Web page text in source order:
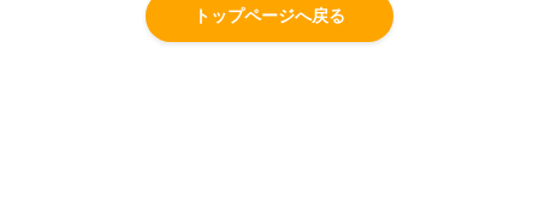
トップページへ戻る